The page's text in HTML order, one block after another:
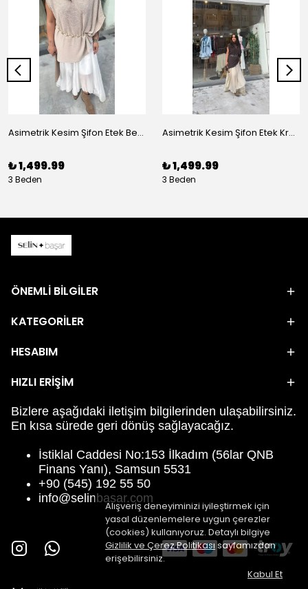
Alışveriş deneyiminizi iyileştirmek için
yasal düzenlemelere uygun çerezler
(cookies) kullanıyoruz. Detaylı bilgiye
Gizlilik ve Çerez Politikasısayfamızdan
erişebilirsiniz.
Kabul Et
Asimetrik Kesim Şifon Etek Beyaz
₺ 1,499.99
3 Beden
Asimetrik Kesim Şifon Etek Krem
₺ 1,499.99
3 Beden
ÖNEMLİ BİLGİLER
KATEGORİLER
HESABIM
HIZLI ERİŞİM
Bizlere aşağıdaki iletişim bilgilerinden ulaşabilirsiniz.
En kısa sürede geri dönüş sağlayacağız.
İstiklal Caddesi No:153 İlkadım (56lar QNB
Finans Yanı), Samsun 5531
+90 (545) 192 55 50
info@selinbasar.com